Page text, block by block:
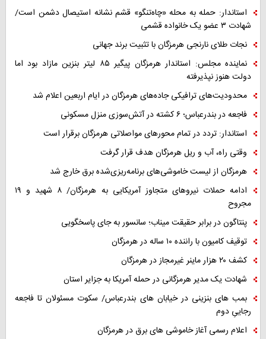
استاندار: حمله به محله «چاه‌تنگو» قشم نشانه استیصال دشمن است/
شهادت ۳ عضو یک خانواده قشمی
نجات طلای نارنجی هرمزگان با تثبیت برند جهانی
نماینده مجلس: استاندار هرمزگان پیگیر ۸۵ لیتر بنزین مازاد بود اما
دولت هنوز نپذیرفته
محدودیت‌های ترافیکی جاده‌های هرمزگان در ایام اربعین اعلام شد
فاجعه در بندرعباس؛ ۶ کشته در آتش‌سوزی منزل مسکونی
استاندار: تردد در تمام محورهای مواصلاتی هرمزگان برقرار است
وقتی راه، آب و ریل هرمزگان هدف قرار گرفت
هرمزگان از لیست خاموشی‌های برنامه‌ریزی‌شده برق خارج شد
ادامه حملات نیروهای متجاوز آمریکایی به هرمزگان/ ۸ شهید و ۱۹
مجروح
پنتاگون در برابر حقیقت میناب؛ سانسور به جای پاسخگویی
توقیف کامیون با راننده ۱۰ ساله در هرمزگان
کشف ۲۰ هزار ماینر غیرمجاز در هرمزگان
شهادت یک مدیر هرمزگانی در حمله آمریکا به جزایر استان
بمب های بنزینی در خیابان های بندرعباس/ سکوت مسئولان تا فاجعه
رجاییِ دوم
اعلام رسمی آغاز خاموشی های برق در هرمزگان